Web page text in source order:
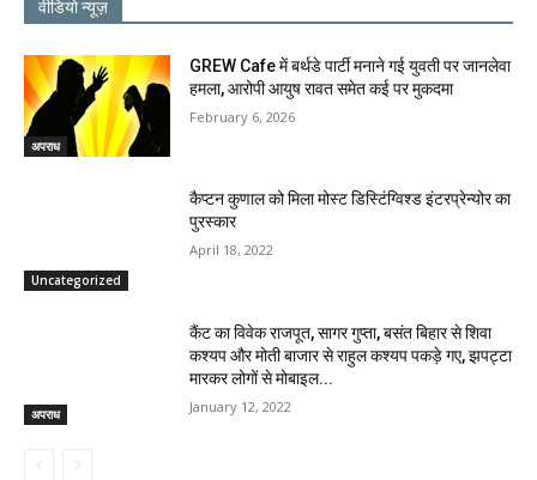
वीडियो न्यूज़
अपराध
GREW Cafe में बर्थडे पार्टी मनाने गई युवती पर जानलेवा
हमला, आरोपी आयुष रावत समेत कई पर मुकदमा
February 6, 2026
Uncategorized
कैप्टन कुणाल को मिला मोस्ट डिस्टिंग्विश्ड इंटरप्रेन्योर का
पुरस्कार
April 18, 2022
अपराध
कैंट का विवेक राजपूत, सागर गुप्ता, बसंत बिहार से शिवा
कश्यप और मोती बाजार से राहुल कश्यप पकड़े गए, झपट्टा
मारकर लोगों से मोबाइल...
January 12, 2022